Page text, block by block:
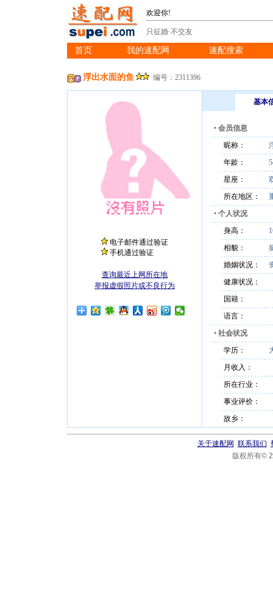
欢迎你!
只征婚·不交友
首页 我的速配网 速配搜索
浮出水面的鱼 编号：2311396
电子邮件通过验证
手机通过验证
查询最近上网所在地
举报虚假照片或不良行为
基本
• 会员信息
昵称：
年龄：
星座：
所在地区：
• 个人状况
身高：
相貌：
婚姻状况：
健康状况：
国籍：
语言：
• 社会状况
学历：
月收入：
所在行业：
事业评价：
故乡：
关于速配网 联系我们
版权所有©